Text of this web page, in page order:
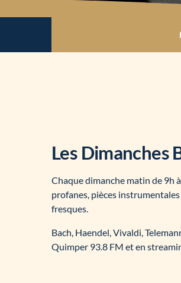
Les Dimanches
Chaque dimanche matin de 9h
profanes, pièces
fresques.
Bach, Haendel, Vivaldi,
Quimper 93.8 FM et en